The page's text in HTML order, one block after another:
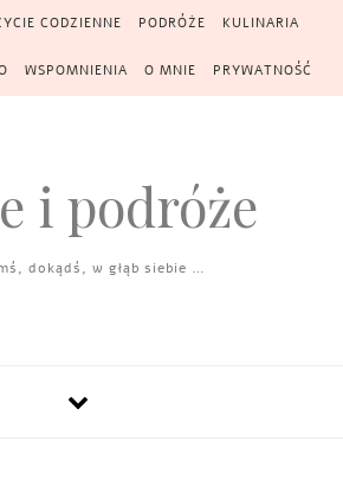
CODZIENNE PODRÓŻE KULINARIA
WSPOMNIENIA O MNIE PRYWATNOŚĆ
i podróże
dokądś, w głąb siebie …